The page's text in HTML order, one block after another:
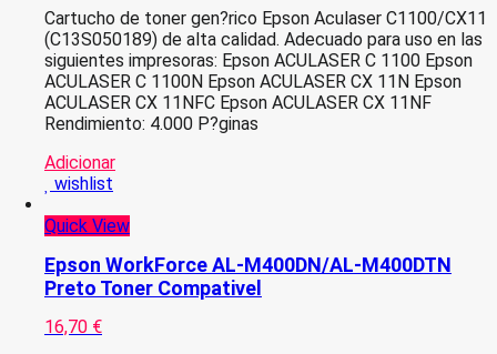
Cartucho de toner gen?rico Epson Aculaser C1100/CX11
(C13S050189) de alta calidad. Adecuado para uso en las
siguientes impresoras: Epson ACULASER C 1100 Epson
ACULASER C 1100N Epson ACULASER CX 11N Epson
ACULASER CX 11NFC Epson ACULASER CX 11NF
Rendimiento: 4.000 P?ginas
Adicionar
wishlist
Quick View
Epson WorkForce AL-M400DN/AL-M400DTN
Preto Toner Compativel
16,70 €